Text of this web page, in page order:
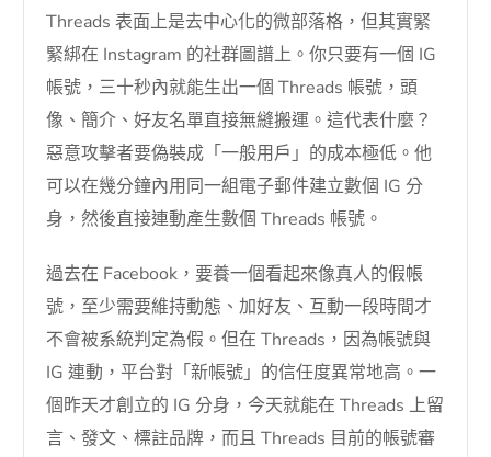
Threads 表面上是去中心化的微部落格，但其實緊
緊綁在 Instagram 的社群圖譜上。你只要有一個 IG
帳號，三十秒內就能生出一個 Threads 帳號，頭
像、簡介、好友名單直接無縫搬運。這代表什麼？
惡意攻擊者要偽裝成「一般用戶」的成本極低。他
可以在幾分鐘內用同一組電子郵件建立數個 IG 分
身，然後直接連動產生數個 Threads 帳號。
過去在 Facebook，要養一個看起來像真人的假帳
號，至少需要維持動態、加好友、互動一段時間才
不會被系統判定為假。但在 Threads，因為帳號與
IG 連動，平台對「新帳號」的信任度異常地高。一
個昨天才創立的 IG 分身，今天就能在 Threads 上留
言、發文、標註品牌，而且 Threads 目前的帳號審